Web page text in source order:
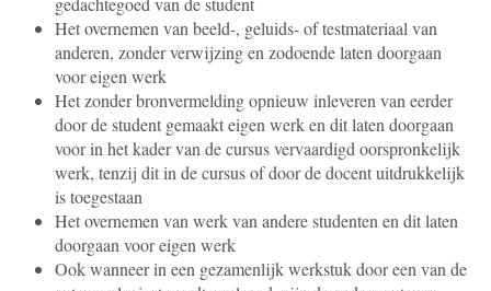
Het overnemen van beeld-, geluids- of testmateriaal van
anderen, zonder verwijzing en zodoende laten doorgaan
voor eigen werk
Het zonder bronvermelding opnieuw inleveren van eerder
door de student gemaakt eigen werk en dit laten doorgaan
voor in het kader van de cursus vervaardigd oorspronkelijk
werk, tenzij dit in de cursus of door de docent uitdrukkelijk
is toegestaan
Het overnemen van werk van andere studenten en dit laten
doorgaan voor eigen werk
Ook wanneer in een gezamenlijk werkstuk door een van de